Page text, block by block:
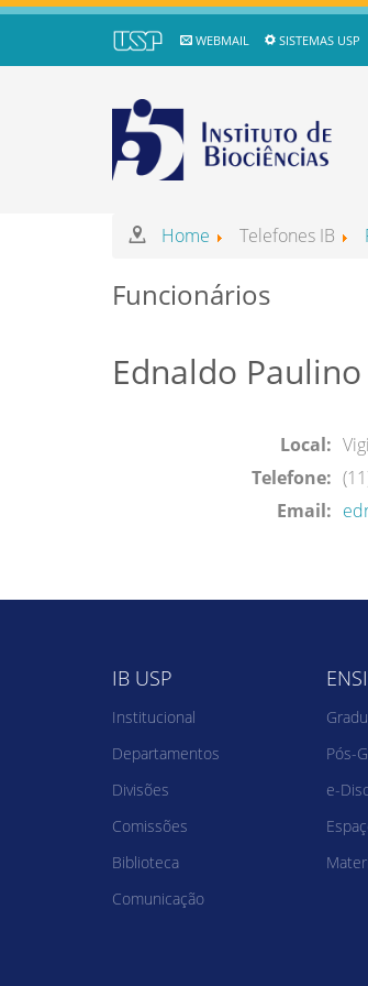
WEBMAIL SISTEMAS USP
Home Telefones IB
Funcionários
Ednaldo
Local:
Telefone:
Email:
IB USP
Institucional
Departamentos
Divisões
Comissões
Biblioteca
Comunicação
Pós-
e-